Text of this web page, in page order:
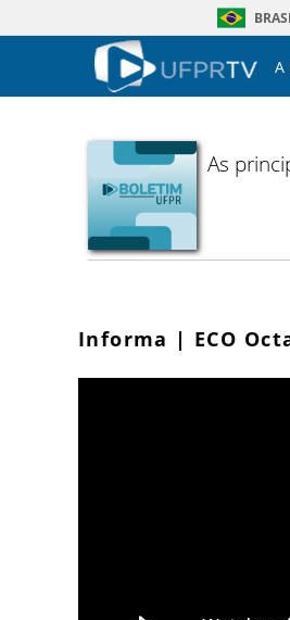
A
As
Informa | ECO